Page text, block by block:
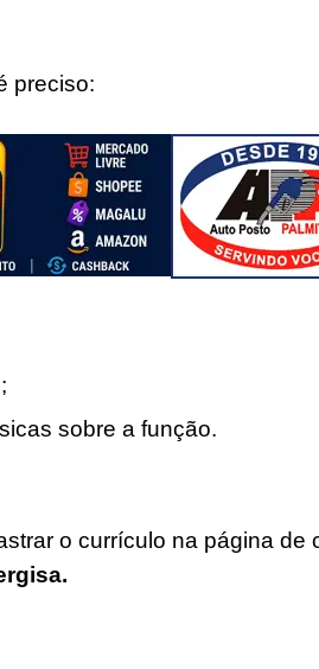
preciso:
sobre a função.
o currículo na página de